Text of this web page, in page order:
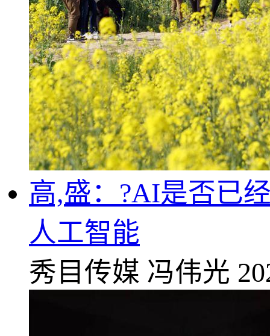
高,盛：?AI是否已
人工智能
秀目传媒 冯伟光